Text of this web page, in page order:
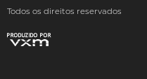
Todos os direitos reservados